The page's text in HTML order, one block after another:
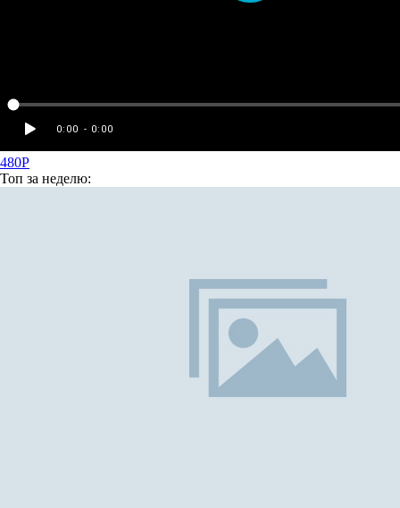
480P
Топ за неделю: